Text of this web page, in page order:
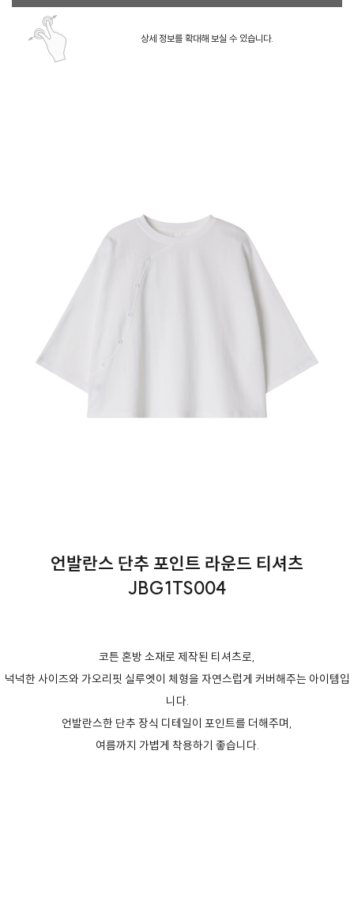
상세 정보를 확대해 보실 수 있습니다.
언발란스 단추 포인트 라운드 티셔츠
JBG1TS004
코튼 혼방 소재로 제작된 티셔츠로,
넉넉한 사이즈와 가오리핏 실루엣이 체형을 자연스럽게 커버해주는 아이템입
니다.
언발란스한 단추 장식 디테일이 포인트를 더해주며,
여름까지 가볍게 착용하기 좋습니다.